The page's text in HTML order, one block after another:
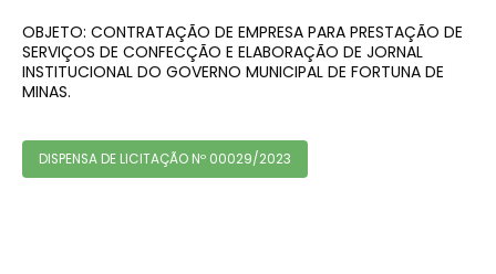
OBJETO: CONTRATAÇÃO DE EMPRESA PARA PRESTAÇÃO DE
SERVIÇOS DE CONFECÇÃO E ELABORAÇÃO DE JORNAL
INSTITUCIONAL DO GOVERNO MUNICIPAL DE FORTUNA DE
MINAS.
DISPENSA DE LICITAÇÃO Nº 00029/2023